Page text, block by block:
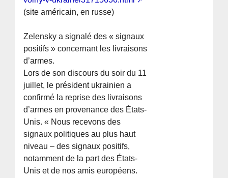
(site américain, en russe)
Zelensky a signalé des « signaux
positifs » concernant les livraisons
d’armes.
Lors de son discours du soir du 11
juillet, le président ukrainien a
confirmé la reprise des livraisons
d’armes en provenance des États-
Unis. « Nous recevons des
signaux politiques au plus haut
niveau – des signaux positifs,
notamment de la part des États-
Unis et de nos amis européens.